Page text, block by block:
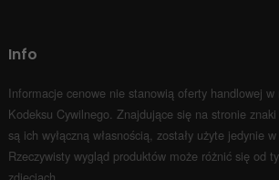
Info
Informacje cenowe nie stanowią oferty handlowej
Kodeksu Cywilnego. Znajdujące się na stronie znaki
są ich wyłączną własnością, zostały użyte jedynie
Rzeczywisty wygląd produktów może różnić się od